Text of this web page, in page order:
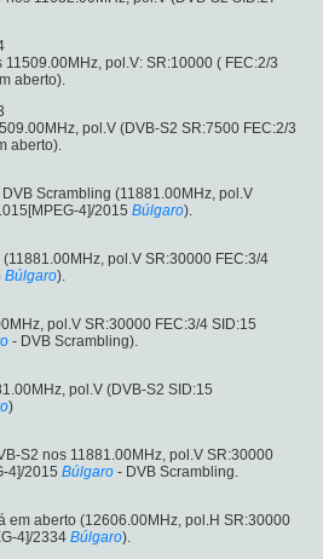
11509.00MHz, pol.V: SR:10000 ( FEC:2/3
aberto).
pol.V (DVB-S2 SR:7500 FEC:2/3
aberto).
Scrambling (11881.00MHz, pol.V
4]/2015 Búlgaro).
pol.V SR:30000 FEC:3/4
Búlgaro).
pol.V SR:30000 FEC:3/4 SID:15
- DVB Scrambling).
pol.V (DVB-S2 SID:15
)
S2 nos 11881.00MHz, pol.V SR:30000
4]/2015 Búlgaro - DVB Scrambling.
em aberto (12606.00MHz, pol.H SR:30000
4]/2334 Búlgaro).